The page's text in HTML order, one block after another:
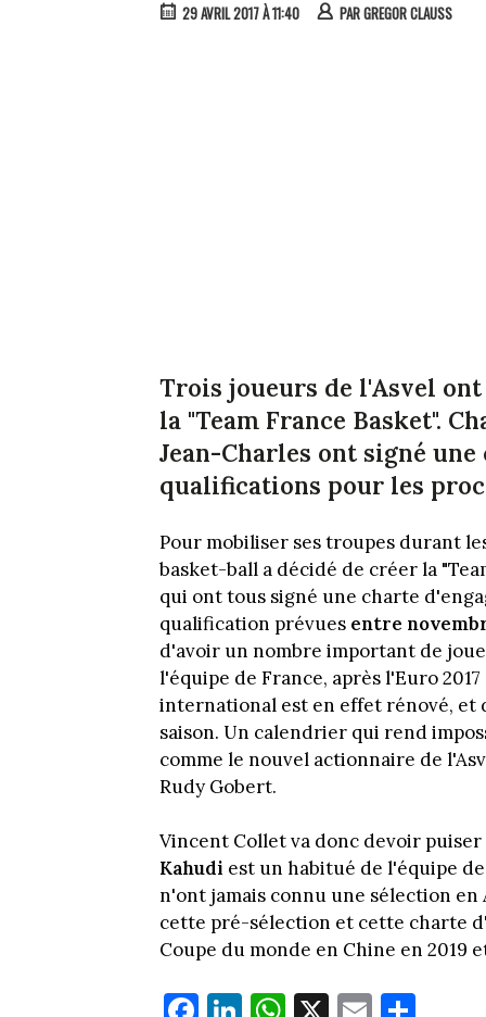
29 AVRIL 2017 À 11:40 PARGREGOR CLAUSS
Trois joueurs de l'Asvel
la "Team France Basket".
Jean-Charles ont signé
qualifications pour les
Pour mobiliser ses troupes durant
basket-ball a décidé de créer la
qui ont tous signé une charte
qualification prévues entre
d'avoir un nombre important de
l'équipe de France, après l'Euro
international est en effet rénové, et
saison. Un calendrier qui rend
comme le nouvel actionnaire de
Rudy Gobert.
Vincent Collet va donc devoir
Kahudi est un habitué de l'équipe
n'ont jamais connu une sélection
cette pré-sélection et cette charte
Coupe du monde en Chine en 2019